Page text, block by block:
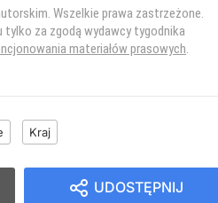
Wszelkie prawa zastrzeżone.
tylko za zgodą wydawcy tygodnika
materiałów prasowych
Kraj
UDOSTĘPNIJ